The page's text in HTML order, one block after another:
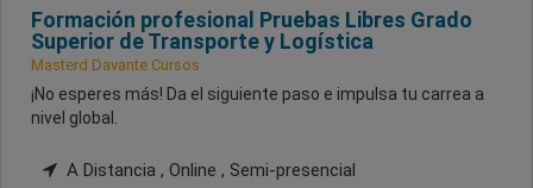
Formación profesional Pruebas Libres Grado
Superior de Transporte y Logística
Masterd Davante Cursos
¡No esperes más! Da el siguiente paso e impulsa tu carrea a
nivel global.
A Distancia , Online , Semi-presencial